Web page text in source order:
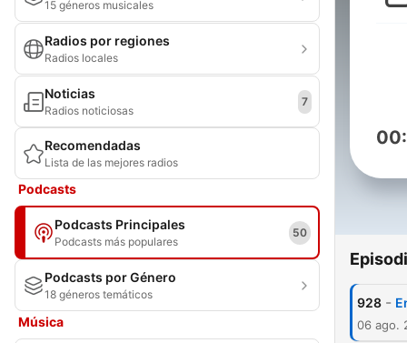
15 géneros musicales
Radios por regiones
Radios locales
Noticias
Radios noticiosas
7
Recomendadas
Lista de las mejores radios
Podcasts
Podcasts Principales
Podcasts más populares
50
Podcasts por Género
18 géneros temáticos
Música
928 -
06 ago.